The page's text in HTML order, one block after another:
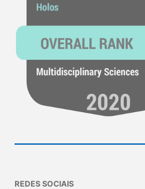
REDES SOCIAIS